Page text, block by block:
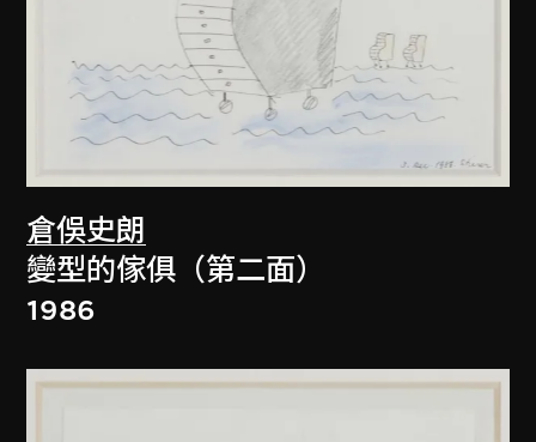
倉俁史朗
變型的傢俱（第二面）
1986